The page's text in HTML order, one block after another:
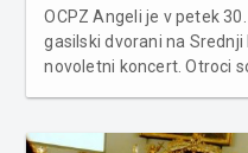
OCPZ Angeli je v petek
gasilski dvorani na
novoletni koncert. Otroci
Urška Žižek in Jure Jurin...